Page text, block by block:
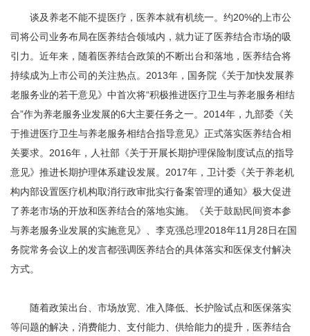
谈及养老不能不提医疗，医养本就有机统一。约20%的上市公
司将公司业务布局在医养结合领域内，就力证了医养结合市场的吸
引力。近年来，随着医养结合政策的不断出台和落地，医养结合将
持续成为上市公司的关注热点。2013年，国务院《关于加快发展养
老服务业的若干意见》中首次将“积极推进医疗卫生与养老服务相结
合”作为养老服务业发展的6大主要任务之一。2014年，九部委《关
于推进医疗卫生与养老服务相结合指导意见》正式落实医养结合相
关要求。2016年，人社部《关于开展长期护理保险制度试点的指导
意见》推进长期护理体系建设发展。2017年，卫计委《关于养老机
构内部设置医疗机构取消行政审批实行备案管理的通知》极大促进
了养老市场的开放和医养结合的落地实施。《关于鼓励民间资本参
与养老服务业发展的实施意见》、李克强总理2018年11月28日在国
务院常务会议上的发言都强调医养结合的具体落实和医保支付解决
方式。
随着政策出台、市场放宽、准入降低、长护险试点和医保落实
等问题的解决，消费能力、支付能力、供给能力的提升，医养结合